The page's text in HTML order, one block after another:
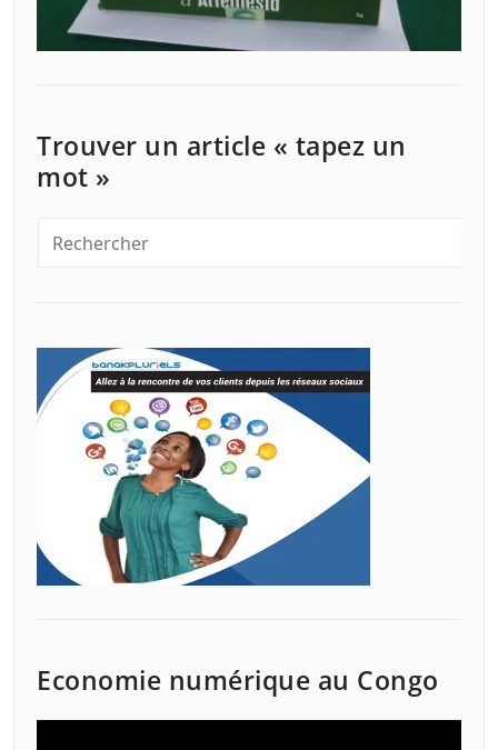
Trouver un article « tapez un
mot »
Economie numérique au Congo